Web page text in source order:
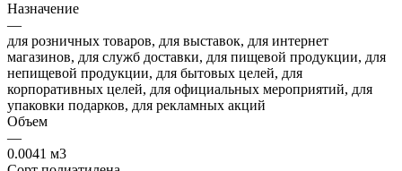
Назначение
—
для розничных товаров, для выставок, для интернет
магазинов, для служб доставки, для пищевой продукции, для
непищевой продукции, для бытовых целей, для
корпоративных целей, для официальных мероприятий, для
упаковки подарков, для рекламных акций
Объем
—
0.0041 м3